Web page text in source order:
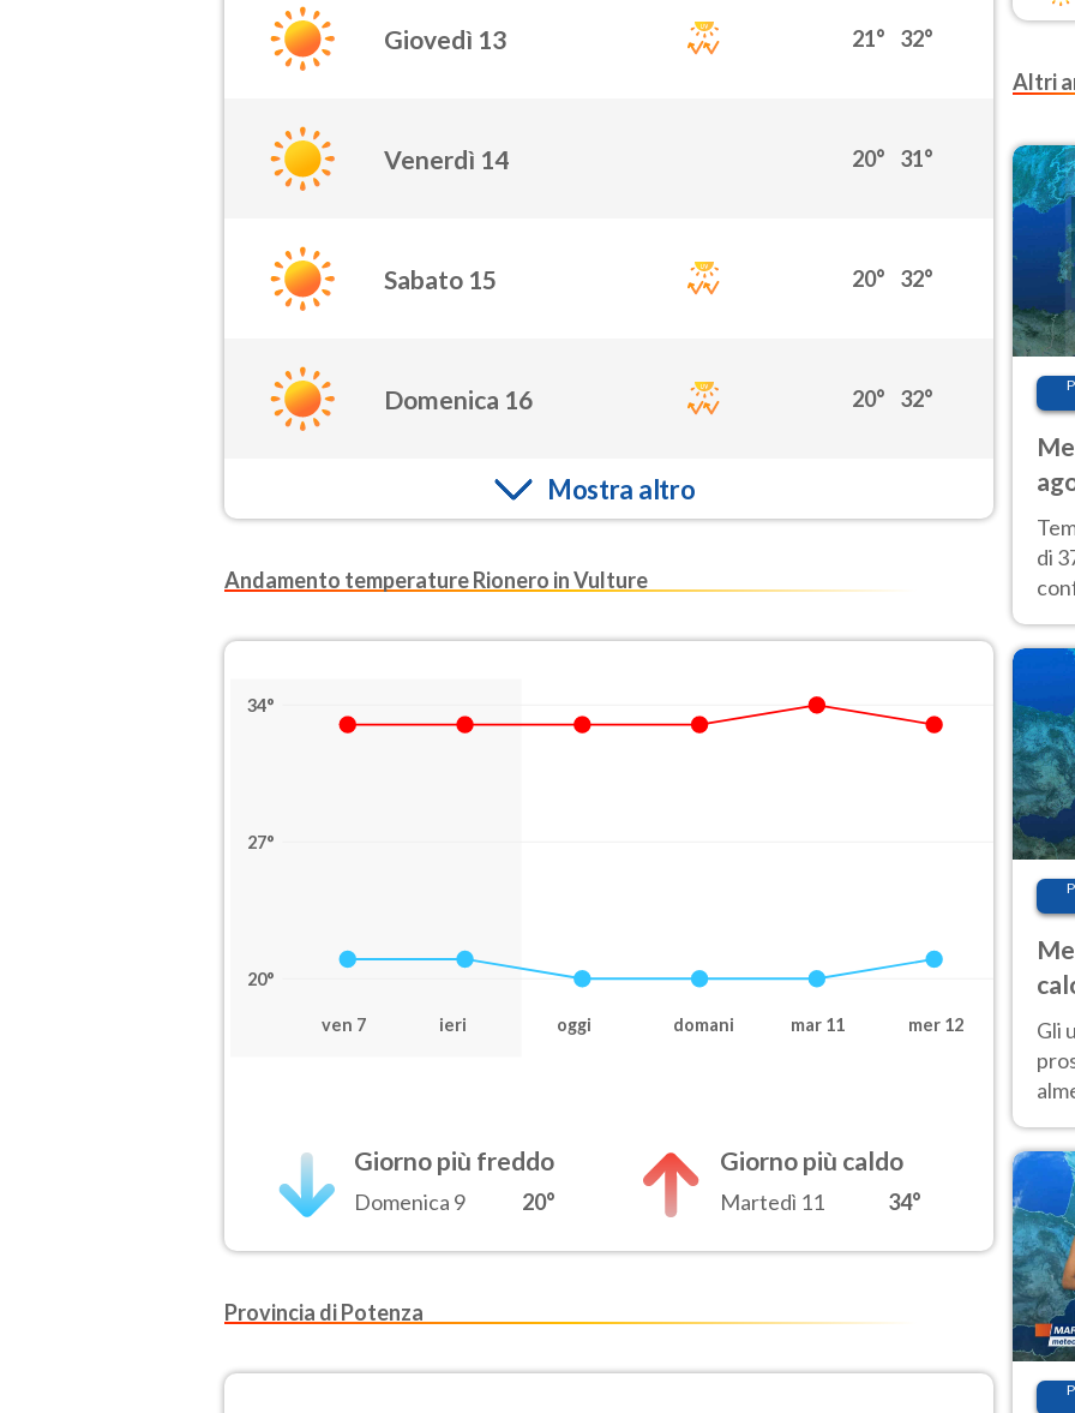
Giovedì 13 21° 32°
Venerdì 14 20° 31°
Sabato 15 20° 32°
Domenica 16 20° 32°
Mostra altro
Andamento temperature Rionero in Vulture
34°
27°
20°
ven 7 ieri oggi domani mar 11 mer 12
Giorno più freddo
Domenica 9 20°
Giorno più caldo
Martedì 11 34°
Provincia di Potenza
Altri
di
Gli